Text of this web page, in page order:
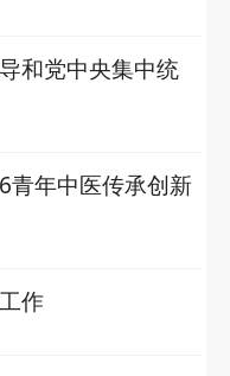
和党中央集中统
年中医传承创新
作